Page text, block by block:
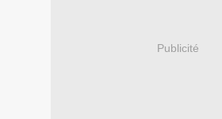
Publicité